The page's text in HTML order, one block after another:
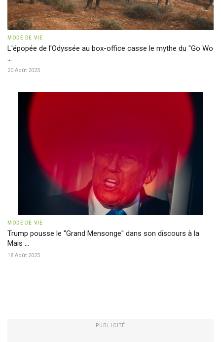
MODE DE VIE
L'épopée de l'Odyssée au box-office casse le mythe du "Go Wo
20 Août 2025
MODE DE VIE
Trump pousse le "Grand Mensonge" dans son discours à la
Mais ...
18 Août 2025
PUBLICITÉ